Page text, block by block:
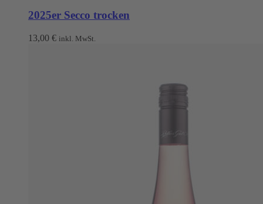
2025er Secco trocken
13,00 € inkl. MwSt.